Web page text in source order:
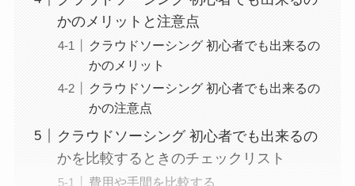
かのメリットと注意点
クラウドソーシング 初心者でも出来るの
かのメリット
クラウドソーシング 初心者でも出来るの
かの注意点
クラウドソーシング 初心者でも出来るの
かを比較するときのチェックリスト
費用や手間を比較する